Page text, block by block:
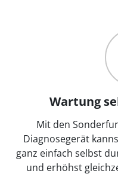
Wartung
Mit den
Diagnosegerät
ganz einfach selbst
und erhöhst